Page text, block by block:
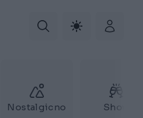
Nostalgicno Show